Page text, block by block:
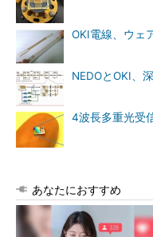
OKI電線、ウェ
NEDOとOKI、
4波長多重光受
あなたにおすすめ